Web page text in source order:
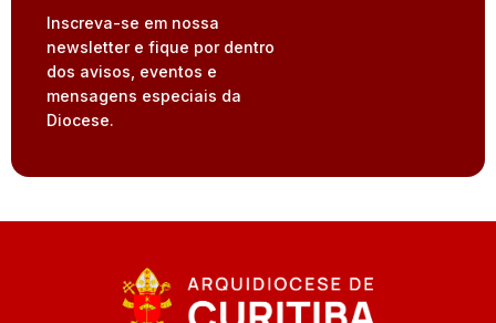
Inscreva-se em nossa
newsletter e fique por dentro
dos avisos, eventos e
mensagens especiais da
Diocese.